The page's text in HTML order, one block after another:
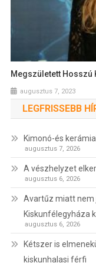
Megszületett Hosszú
augusztus 7, 2023
LEGFRISSEBB
Kimonó-és
augusztus 7, 2026
A vészhelyzet
augusztus 6, 2026
Avartűz miatt nem
Kiskunfélegyháza
augusztus 6, 2026
Kétszer is
kiskunhalasi férfi